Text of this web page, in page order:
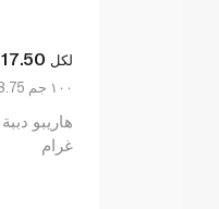
17.50 لكل
8.75 ١٠٠ جم
غرام